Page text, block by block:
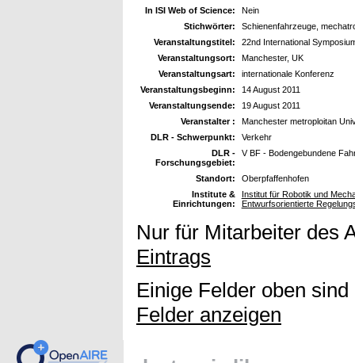
In ISI Web of Science:
Nein
Stichwörter:
Schienenfahrzeuge,
Veranstaltungstitel:
22nd International
Veranstaltungsort:
Manchester, UK
Veranstaltungsart:
internationale Konferenz
Veranstaltungsbeginn:
14 August 2011
Veranstaltungsende:
19 August 2011
Veranstalter :
Manchester metroploitan
DLR - Schwerpunkt:
Verkehr
DLR -
Forschungsgebiet:
V BF - Bodengebundene
Standort:
Oberpfaffenhofen
Institute &
Einrichtungen:
Institut für Robotik und
Entwurfsorientierte
Nur für Mitarbeiter des
Eintrags
Einige Felder oben
Felder anzeigen